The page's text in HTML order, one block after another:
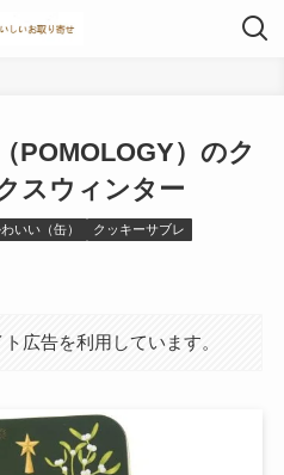
POMOLOGY）のク
スウィンター
いい（缶）
クッキーサブレ
広告を利用しています。